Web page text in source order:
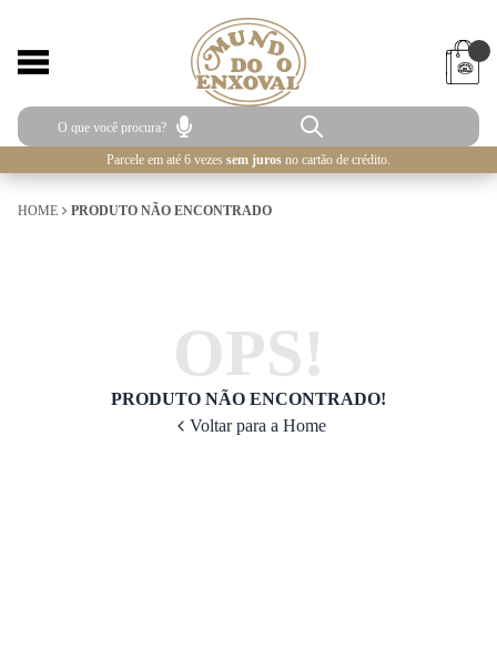
Parcele em até 6 vezes sem juros no cartão de crédito.
HOME PRODUTO NÃO ENCONTRADO
OPS!
PRODUTO NÃO ENCONTRADO!
Voltar para a Home